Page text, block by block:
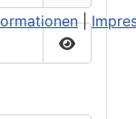
Passwort
|